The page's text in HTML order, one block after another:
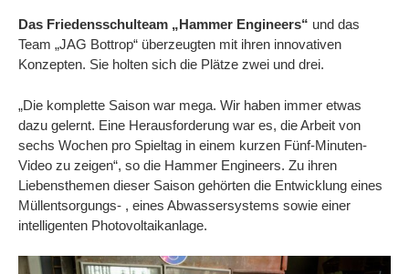
Das Friedensschulteam „Hammer Engineers“ und das
Team „JAG Bottrop“ überzeugten mit ihren innovativen
Konzepten. Sie holten sich die Plätze zwei und drei.
„Die komplette Saison war mega. Wir haben immer etwas
dazu gelernt. Eine Herausforderung war es, die Arbeit von
sechs Wochen pro Spieltag in einem kurzen Fünf-Minuten-
Video zu zeigen“, so die Hammer Engineers. Zu ihren
Liebensthemen dieser Saison gehörten die Entwicklung eines
Müllentsorgungs- , eines Abwassersystems sowie einer
intelligenten Photovoltaikanlage.